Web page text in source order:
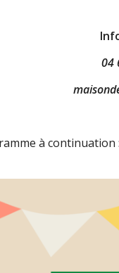
04
à continuation :